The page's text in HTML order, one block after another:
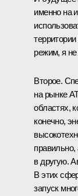
именно на
режим, я
Второе.
на рынке
областях,
конечно,
правильно,
в другую.
В этих
запуск